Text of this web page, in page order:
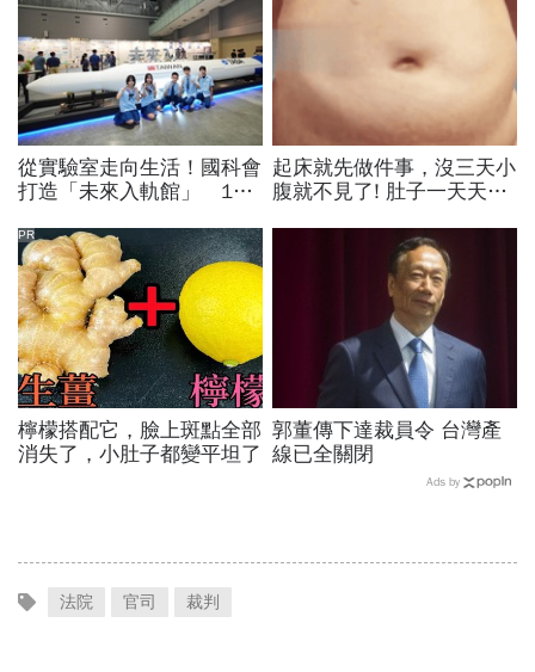
從實驗室走向生活！國科會
打造「未來入軌館」 13
未來生活
起床就先做件事，沒三天小
腹就不見了! 肚子一天天變
檸檬搭配它，臉上斑點全部
消失了，小肚子都變平坦了
PR
郭董傳下達裁員令 台灣產
線已全關閉
Ads by
法院 官司 裁判